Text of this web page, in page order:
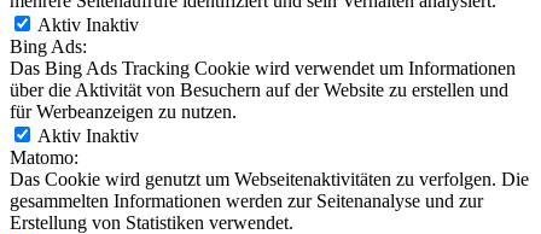
Aktiv Inaktiv
Bing Ads:
Das Bing Ads Tracking Cookie wird verwendet um Informationen
über die Aktivität von Besuchern auf der Website zu erstellen und
für Werbeanzeigen zu nutzen.
Aktiv Inaktiv
Matomo:
Das Cookie wird genutzt um Webseitenaktivitäten zu verfolgen. Die
gesammelten Informationen werden zur Seitenanalyse und zur
Erstellung von Statistiken verwendet.